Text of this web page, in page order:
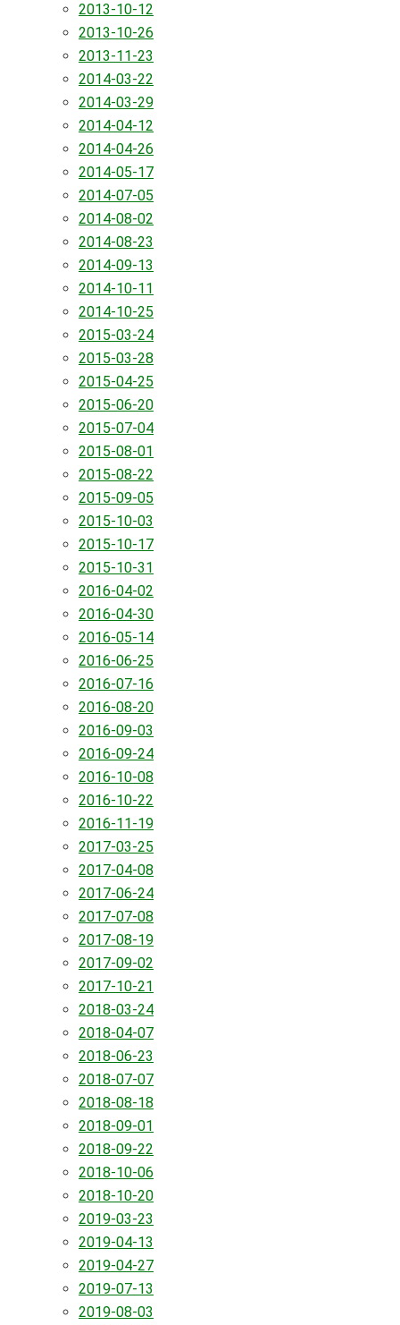
2013-10-12
2013-10-26
2013-11-23
2014-03-22
2014-03-29
2014-04-12
2014-04-26
2014-05-17
2014-07-05
2014-08-02
2014-08-23
2014-09-13
2014-10-11
2014-10-25
2015-03-24
2015-03-28
2015-04-25
2015-06-20
2015-07-04
2015-08-01
2015-08-22
2015-09-05
2015-10-03
2015-10-17
2015-10-31
2016-04-02
2016-04-30
2016-05-14
2016-06-25
2016-07-16
2016-08-20
2016-09-03
2016-09-24
2016-10-08
2016-10-22
2016-11-19
2017-03-25
2017-04-08
2017-06-24
2017-07-08
2017-08-19
2017-09-02
2017-10-21
2018-03-24
2018-04-07
2018-06-23
2018-07-07
2018-08-18
2018-09-01
2018-09-22
2018-10-06
2018-10-20
2019-03-23
2019-04-13
2019-04-27
2019-07-13
2019-08-03